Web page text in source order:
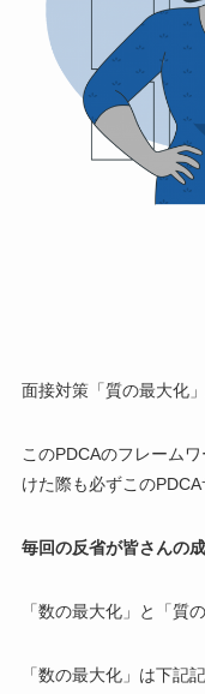
面接対策「質の最大化
このPDCAのフレーム
けた際も必ずこの
毎回の反省が皆さんの
「数の最大化」と「質
「数の最大化」は下記